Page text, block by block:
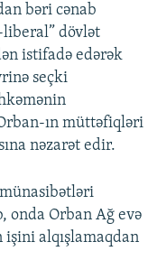
bəri cənab
dövlət
istifadə edərək
seçki
ın müttəfiqləri
nəzarət edir.
onda Orban Ağ evə
alqışlamaqdan